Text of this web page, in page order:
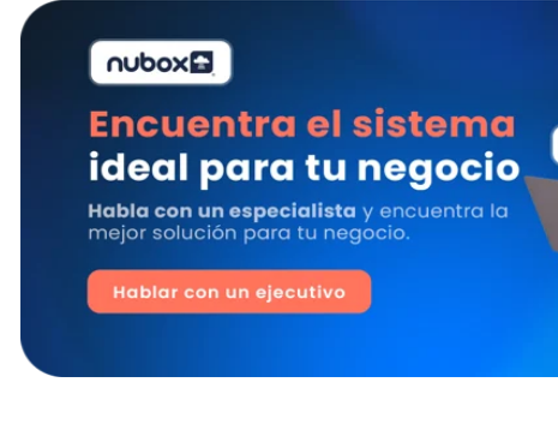
¿Para qué sirve el certificado digital?
Este elemento supone un gran avance en lo que a
refiere, pues permite agilizar los trámites a través de
método, y permite:
compañías.